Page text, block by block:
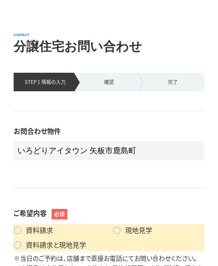
分譲住宅お問い合わせ
CONTACT
STEP 1 情報の入力 確認 完了
お問合わせ物件
ご希望内容 必須
資料請求
現地見学
資料請求と現地見学
※当日のご予約は、店舗まで直接お電話にてお問い合わせください。